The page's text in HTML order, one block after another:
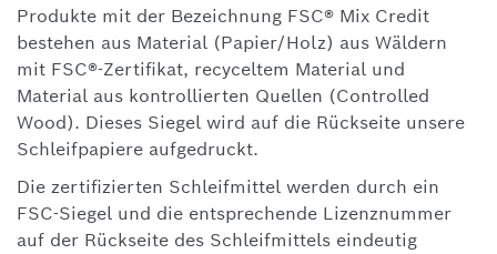
Produkte mit der Bezeichnung FSC® Mix Credit
bestehen aus Material (Papier/Holz) aus Wäldern
mit FSC®-Zertifikat, recyceltem Material und
Material aus kontrollierten Quellen (Controlled
Wood). Dieses Siegel wird auf die Rückseite unsere
Schleifpapiere aufgedruckt.
Die zertifizierten Schleifmittel werden durch ein
FSC-Siegel und die entsprechende Lizenznummer
auf der Rückseite des Schleifmittels eindeutig